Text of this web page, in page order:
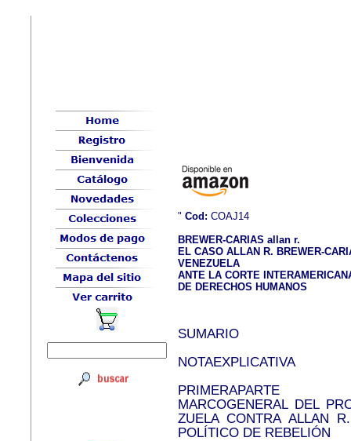
" Cod: COAJ14
BREWER-CARIAS allan r.
EL CASO ALLAN R. BREWER-
VENEZUELA
ANTE LA CORTE
DE DERECHOS HUMANOS
SUMARIO
NOTAEXPLICATIVA
PRIMERAPARTE
MARCOGENERAL DEL
ZUELA CONTRA ALLAN
POLÍTICO DE REBELIÓN